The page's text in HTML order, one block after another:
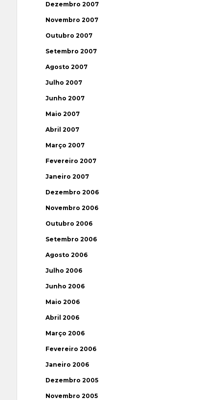
Dezembro 2007
Novembro 2007
Outubro 2007
Setembro 2007
Agosto 2007
Julho 2007
Junho 2007
Maio 2007
Abril 2007
Março 2007
Fevereiro 2007
Janeiro 2007
Dezembro 2006
Novembro 2006
Outubro 2006
Setembro 2006
Agosto 2006
Julho 2006
Junho 2006
Maio 2006
Abril 2006
Março 2006
Fevereiro 2006
Janeiro 2006
Dezembro 2005
Novembro 2005